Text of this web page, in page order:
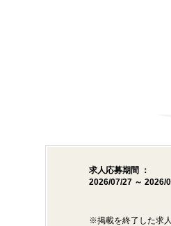
求人応募期間 ：
2026/07/27 ～ 2026/
※掲載を終了した求